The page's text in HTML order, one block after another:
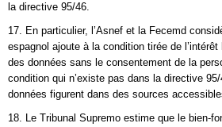
la directive 95/46.
17. En particulier, l’Asnef et la Fecemd
espagnol ajoute à la condition tirée de
des données sans le consentement de la
condition qui n’existe pas dans la directive
données figurent dans des sources
18. Le Tribunal Supremo estime que le bien-